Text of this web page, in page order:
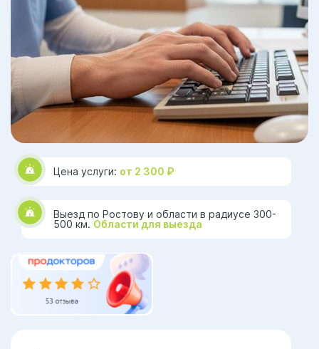
Цена услуги: от 2 300 ₽
Выезд по Ростову и области в радиусе 300-
500 км. Области для выезда